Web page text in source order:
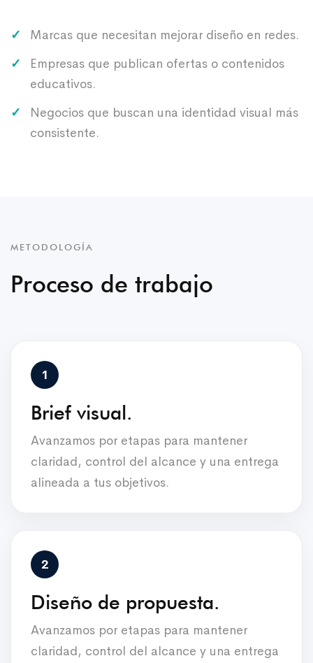
Marcas que necesitan mejorar diseño en redes.
Empresas que publican ofertas o contenidos
educativos.
Negocios que buscan una identidad visual más
consistente.
METODOLOGÍA
Proceso de trabajo
Brief visual.
Avanzamos por etapas para mantener
claridad, control del alcance y una entrega
alineada a tus objetivos.
Diseño de propuesta.
Avanzamos por etapas para mantener
claridad, control del alcance y una entrega